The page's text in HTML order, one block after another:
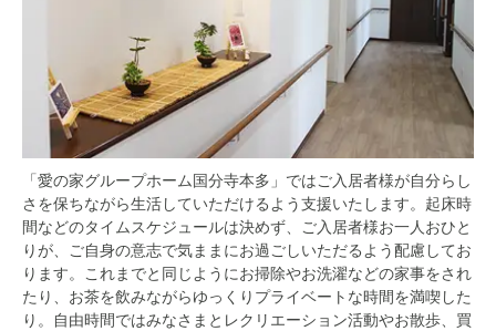
「愛の家グループホーム国分寺本多」ではご入居者様が自分らし
さを保ちながら生活していただけるよう支援いたします。起床時
間などのタイムスケジュールは決めず、ご入居者様お一人おひと
りが、ご自身の意志で気ままにお過ごしいただるよう配慮してお
ります。これまでと同じようにお掃除やお洗濯などの家事をされ
たり、お茶を飲みながらゆっくりプライベートな時間を満喫した
り。自由時間ではみなさまとレクリエーション活動やお散歩、買